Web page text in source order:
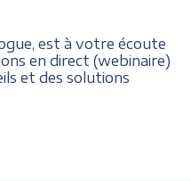
est à votre écoute
en direct (webinaire)
et des solutions